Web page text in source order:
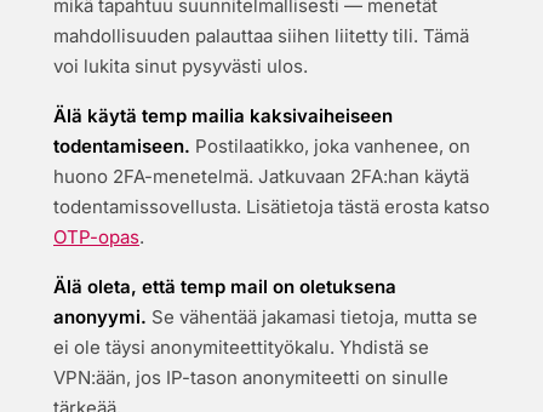
mikä tapahtuu suunnitelmallisesti — menetät
mahdollisuuden palauttaa siihen liitetty tili. Tämä
voi lukita sinut pysyvästi ulos.
Älä käytä temp mailia kaksivaiheiseen
todentamiseen. Postilaatikko, joka vanhenee, on
huono 2FA-menetelmä. Jatkuvaan 2FA:han käytä
todentamissovellusta. Lisätietoja tästä erosta katso
OTP-opas.
Älä oleta, että temp mail on oletuksena
anonyymi. Se vähentää jakamasi tietoja, mutta se
ei ole täysi anonymiteettityökalu. Yhdistä se
VPN:ään, jos IP-tason anonymiteetti on sinulle